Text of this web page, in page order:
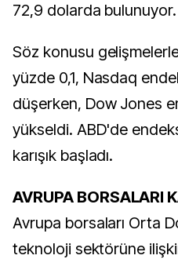
72,9 dolarda bulunuyor.
Söz konusu
yüzde 0,1, Nasdaq
düşerken, Dow Jones
yükseldi. ABD'de
karışık başladı.
AVRUPA BORSALARI
Avrupa borsaları Orta
teknoloji sektörüne